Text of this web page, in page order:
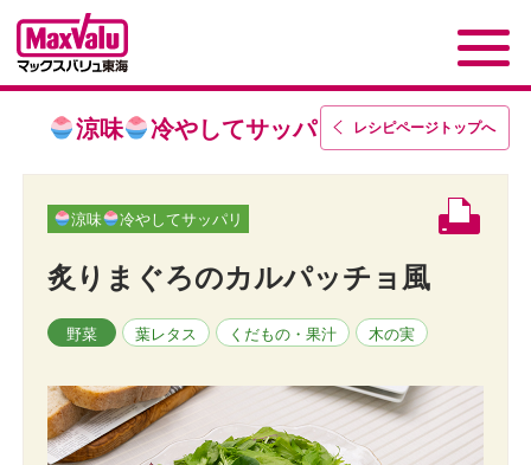
レシピページトップへ
涼味 冷やしてサッパリ
涼味 冷やしてサッパリ
炙りまぐろのカルパッチョ風
野菜 葉レタス くだもの・果汁 木の実